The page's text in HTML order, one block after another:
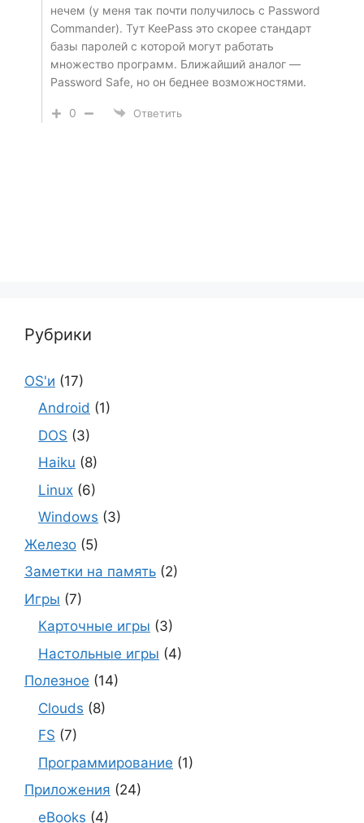
нечем (у меня так почти получилось с Password
Commander). Тут KeePass это скорее стандарт
базы паролей с которой могут работать
множество программ. Ближайший аналог —
Password Safe, но он беднее возможностями.
0 Ответить
Рубрики
OS'и (17)
Android (1)
DOS (3)
Haiku (8)
Linux (6)
Windows (3)
Железо (5)
Заметки на память (2)
Игры (7)
Карточные игры (3)
Настольные игры (4)
Полезное (14)
Clouds (8)
FS (7)
Программирование (1)
Приложения (24)
eBooks (4)